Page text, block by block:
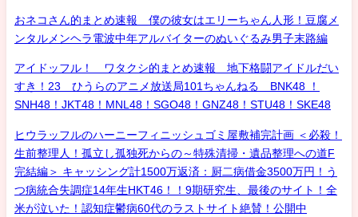
おネコさん的まとめ速報 僕の彼女はエリーちゃん人形！豆腐メ
ンタルメンヘラ電波中年アルバイターのぬいぐるみ男子末路編
アイドッフル！ ワタクシ的まとめ速報 地下格闘アイドルだい
すき！23 ひうらのアニメ放送局101ちゃんねる BNK48 ！
SNH48！JKT48！MNL48！SGO48！GNZ48！STU48！SKE48
ヒウラッフルのハーニーフィニッシュゴミ屋敷補完計画 ＜必殺！
生前整理人！孤立し孤独死からの～特殊清掃・遺品整理への道F
完結編＞ キャッシング計1500万返済：厨二病借金3500万円！う
つ病統合失調症14年生HKT46！！9期研究生、最後のサイト！全
米が泣いた！認知症鬱病60代のラストサイト絶賛！公開中